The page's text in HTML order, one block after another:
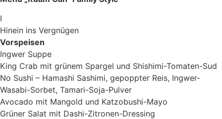
I
Hinein ins Vergnügen
Vorspeisen
Ingwer Suppe
King Crab mit grünem Spargel und Shishimi-Tomaten-Sud
No Sushi – Hamashi Sashimi, gepoppter Reis, Ingwer-
Wasabi-Sorbet, Tamari-Soja-Pulver
Avocado mit Mangold und Katzobushi-Mayo
Grüner Salat mit Dashi-Zitronen-Dressing